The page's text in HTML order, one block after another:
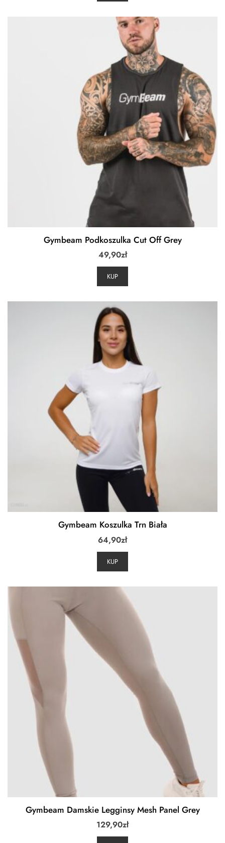
Gymbeam Podkoszulka Cut Off Grey
49,90zł
KUP
Gymbeam Koszulka Trn Biała
64,90zł
KUP
Gymbeam Damskie Legginsy Mesh Panel Grey
129,90zł